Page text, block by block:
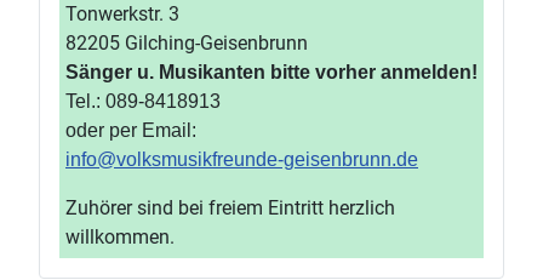
Tonwerkstr. 3
82205 Gilching-Geisenbrunn
Sänger u. Musikanten bitte vorher anmelden!
Tel.: 089-8418913
oder per Email:
info@volksmusikfreunde-geisenbrunn.de
Zuhörer sind bei freiem Eintritt herzlich
willkommen.